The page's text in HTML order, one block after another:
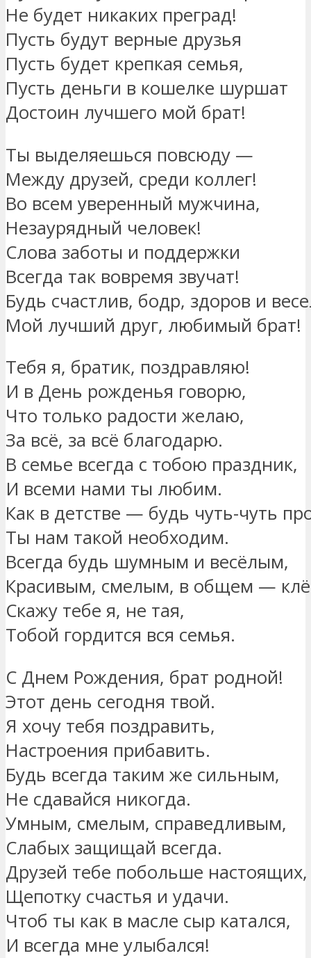
Не будет никаких преград!
Пусть будут верные друзья
Пусть будет крепкая семья,
Пусть деньги в кошелке шуршат
Достоин лучшего мой брат!
Ты выделяешься повсюду —
Между друзей, среди коллег!
Во всем уверенный мужчина,
Незаурядный человек!
Слова заботы и поддержки
Всегда так вовремя звучат!
Будь счастлив, бодр, здоров и
Мой лучший друг, любимый брат!
Тебя я, братик, поздравляю!
И в День рожденья говорю,
Что только радости желаю,
За всё, за всё благодарю.
В семье всегда с тобою праздник,
И всеми нами ты любим.
Как в детстве — будь чуть-чуть
Ты нам такой необходим.
Всегда будь шумным и весёлым,
Красивым, смелым, в общем —
Скажу тебе я, не тая,
Тобой гордится вся семья.
С Днем Рождения, брат родной!
Этот день сегодня твой.
Я хочу тебя поздравить,
Настроения прибавить.
Будь всегда таким же сильным,
Не сдавайся никогда.
Умным, смелым, справедливым,
Слабых защищай всегда.
Друзей тебе побольше настоящих,
Щепотку счастья и удачи.
Чтоб ты как в масле сыр катался,
И всегда мне улыбался!